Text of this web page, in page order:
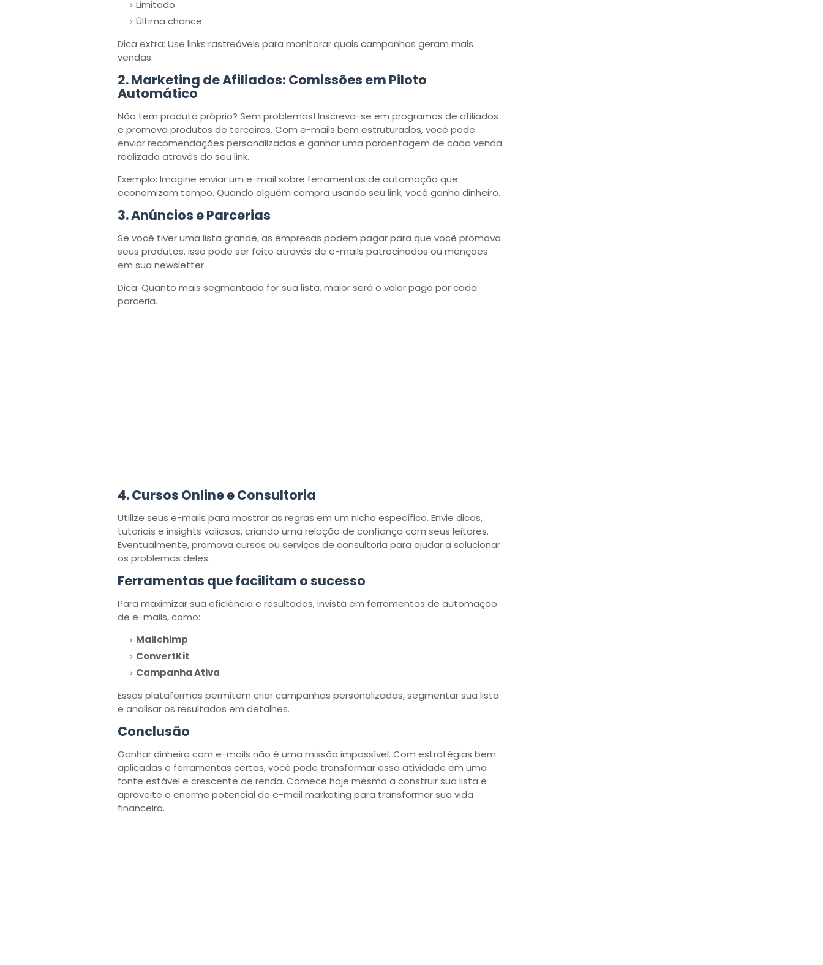
Limitado
Última chance
Dica extra: Use links rastreáveis ​​para monitorar quais campanhas geram mais
vendas.
2.Marketing de Afiliados: Comissões em Piloto
Automático
Não tem produto próprio? Sem problemas! Inscreva-se em programas de afiliados
e promova produtos de terceiros. Com e-mails bem estruturados, você pode
enviar recomendações personalizadas e ganhar uma porcentagem de cada venda
realizada através do seu link.
Exemplo: Imagine enviar um e-mail sobre ferramentas de automação que
economizam tempo. Quando alguém compra usando seu link, você ganha dinheiro.
3.Anúncios e Parcerias
Se você tiver uma lista grande, as empresas podem pagar para que você promova
seus produtos. Isso pode ser feito através de e-mails patrocinados ou menções
em sua newsletter.
Dica: Quanto mais segmentado for sua lista, maior será o valor pago por cada
parceria.
4.Cursos Online e Consultoria
Utilize seus e-mails para mostrar as regras em um nicho específico. Envie dicas,
tutoriais e insights valiosos, criando uma relação de confiança com seus leitores.
Eventualmente, promova cursos ou serviços de consultoria para ajudar a solucionar
os problemas deles.
Ferramentas que facilitam o sucesso
Para maximizar sua eficiência e resultados, invista em ferramentas de automação
de e-mails, como:
Mailchimp
ConvertKit
Campanha Ativa
Essas plataformas permitem criar campanhas personalizadas, segmentar sua lista
e analisar os resultados em detalhes.
Conclusão
Ganhar dinheiro com e-mails não é uma missão impossível. Com estratégias bem
aplicadas e ferramentas certas, você pode transformar essa atividade em uma
fonte estável e crescente de renda. Comece hoje mesmo a construir sua lista e
aproveite o enorme potencial do e-mail marketing para transformar sua vida
financeira.